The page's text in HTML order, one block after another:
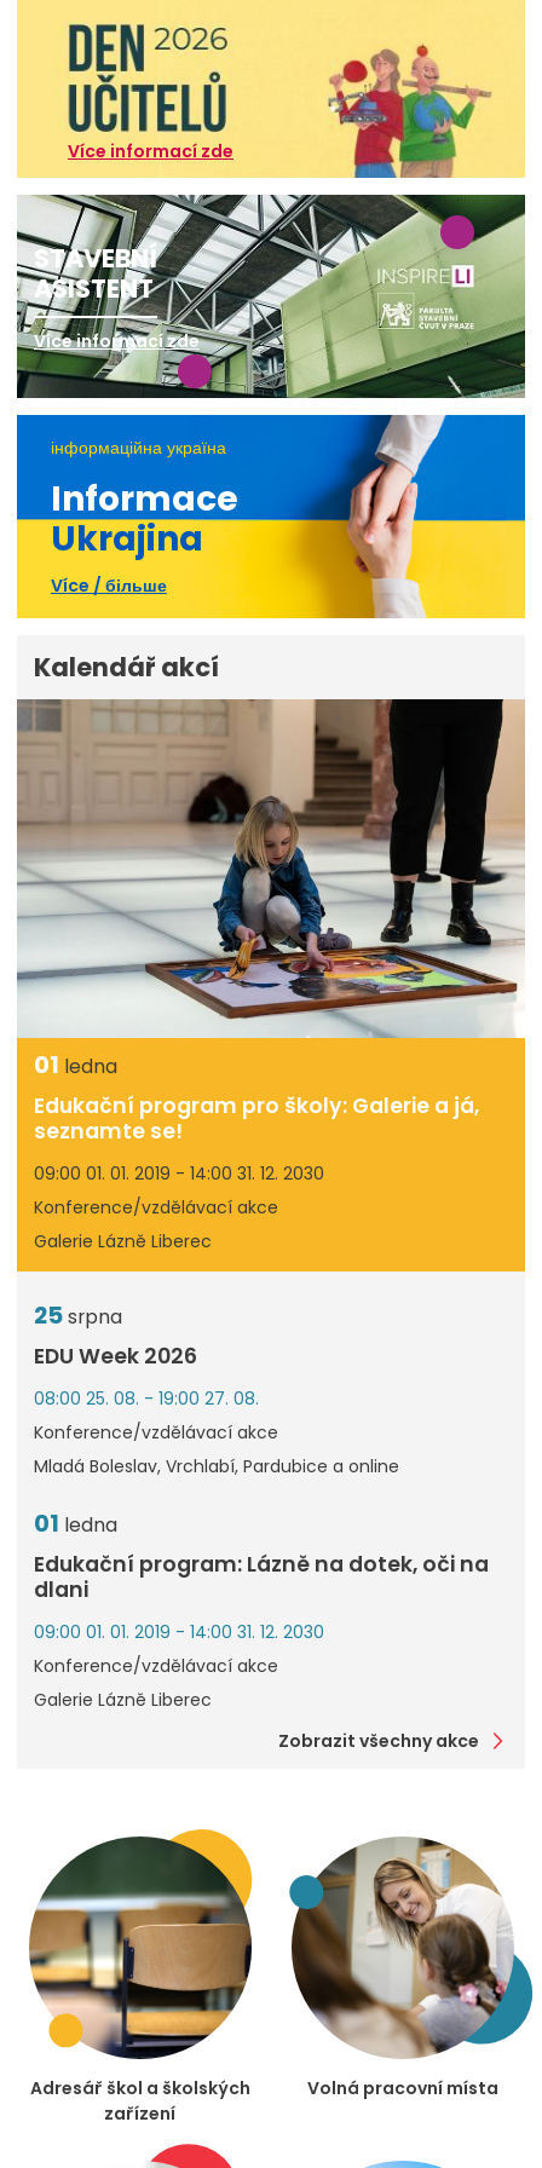
Více informací zde
STAVEBNÍ
ASISTENT
Více informací zde
інформаційна україна
Informace
Ukrajina
Více / більше
Kalendář akcí
01 ledna
Edukační program pro školy: Galerie a já,
seznamte se!
09:00 01. 01. 2019 - 14:00 31. 12. 2030
Konference/vzdělávací akce
Galerie Lázně Liberec
25srpna
EDU Week 2026
08:00 25. 08. - 19:00 27. 08.
Konference/vzdělávací akce
Mladá Boleslav, Vrchlabí, Pardubice a online
01 ledna
Edukační program: Lázně na dotek, oči na
dlani
09:00 01. 01. 2019 - 14:00 31. 12. 2030
Konference/vzdělávací akce
Galerie Lázně Liberec
Zobrazit všechny akce
Adresář škol a školských
zařízení
Volná pracovní místa